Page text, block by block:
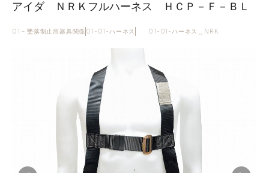
取扱メーカー
アイダ ＮＲＫフルハーネス ＨＣＰ－Ｆ－ＢＬ
01 – 墜落制止用器具関係 01-01-ハーネス 01-01-ハーネス＿NRK